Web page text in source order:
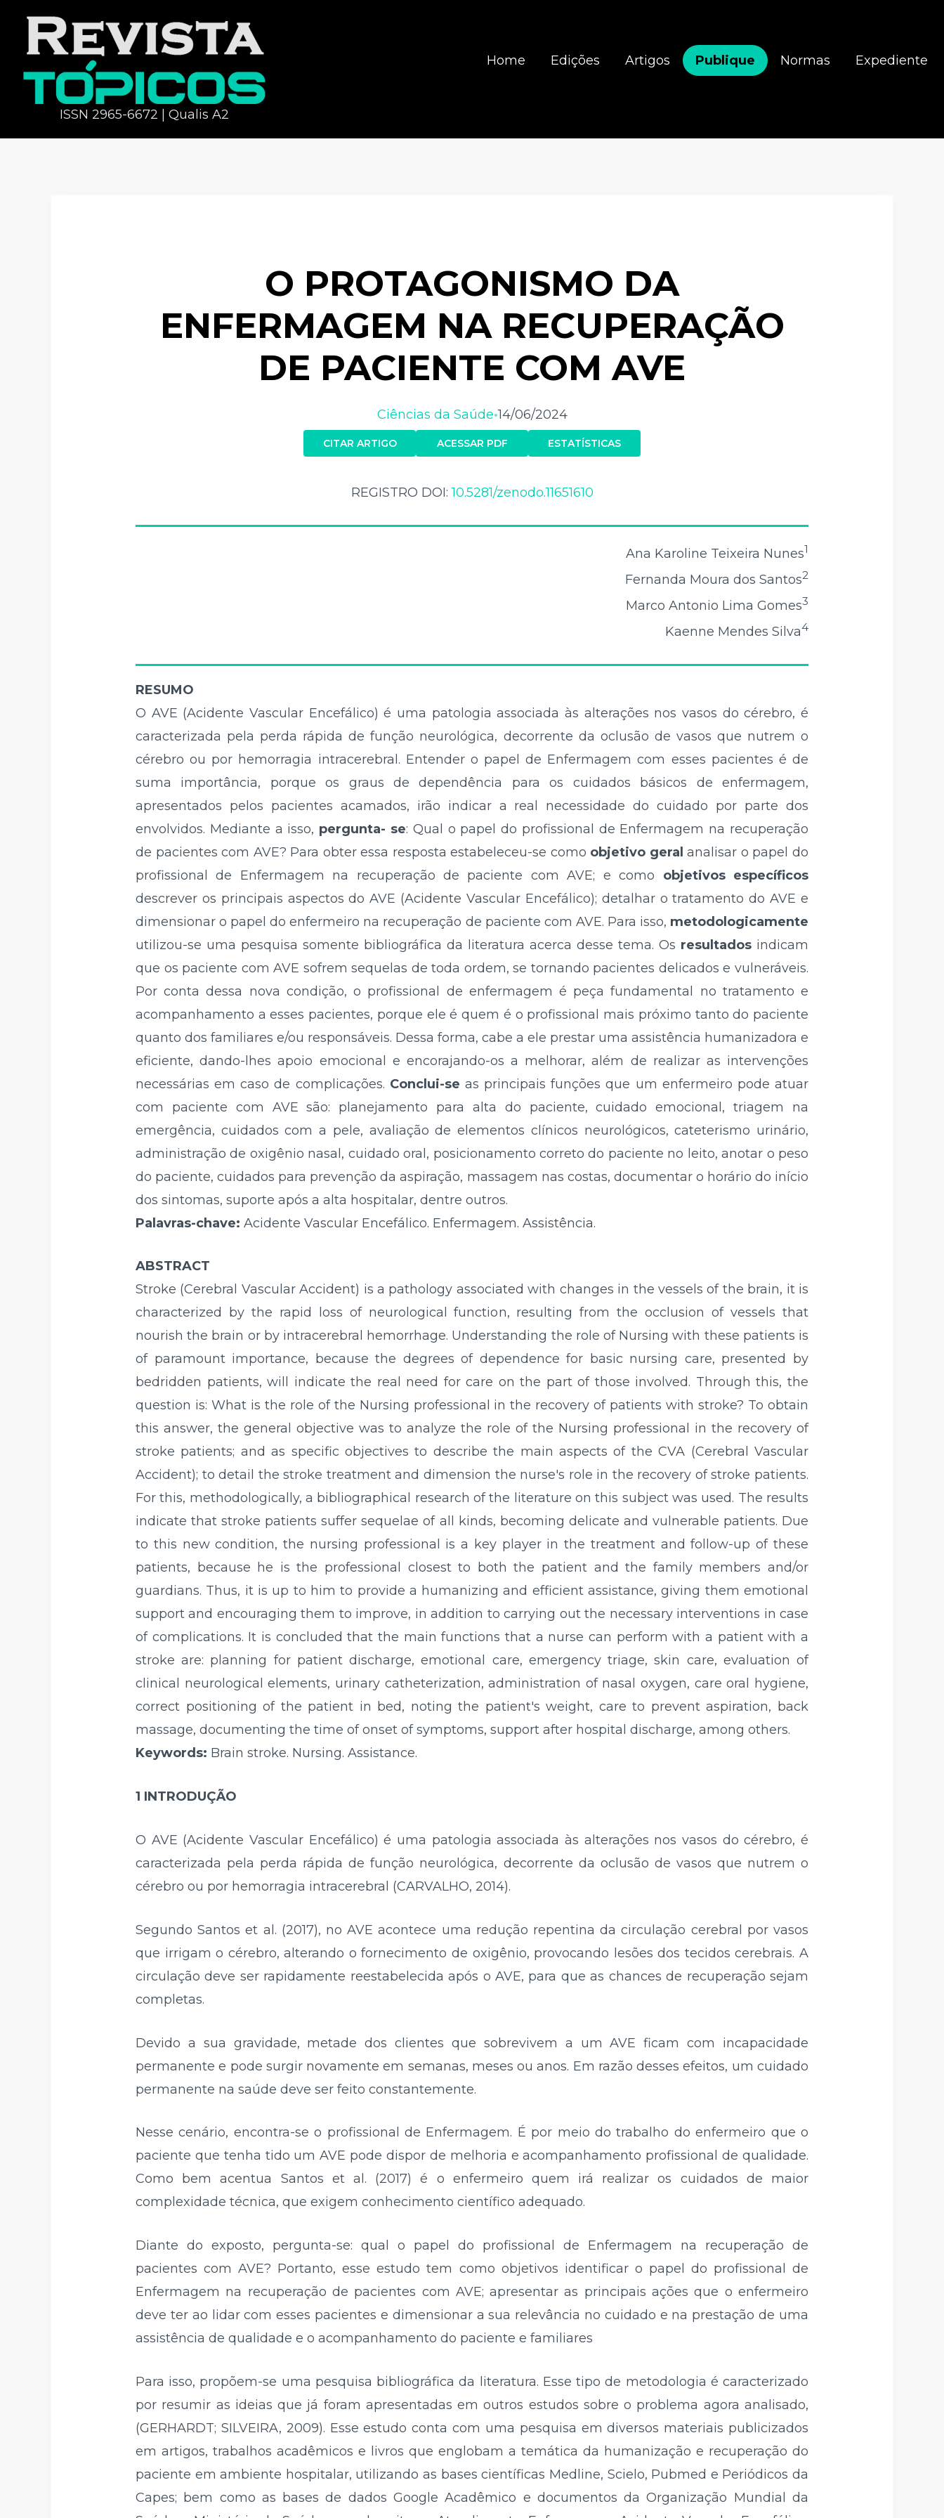
ISSN 2965-6672 | Qualis A2
Home Edições Artigos Publique Normas Expediente
O PROTAGONISMO DA
ENFERMAGEM NA RECUPERAÇÃO
DE PACIENTE COM AVE
Ciências da Saúde•14/06/2024
CITAR ARTIGO ACESSAR PDF ESTATÍSTICAS
REGISTRO DOI:10.5281/zenodo.11651610
Ana Karoline Teixeira Nunes1
Fernanda Moura dos Santos2
Marco Antonio Lima Gomes3
Kaenne Mendes Silva4
RESUMO
O AVE (Acidente Vascular Encefálico) é uma patologia associada às alterações nos vasos do cérebro, é
caracterizada pela perda rápida de função neurológica, decorrente da oclusão de vasos que nutrem o
cérebro ou por hemorragia intracerebral. Entender o papel de Enfermagem com esses pacientes é de
suma importância, porque os graus de dependência para os cuidados básicos de enfermagem,
apresentados pelos pacientes acamados, irão indicar a real necessidade do cuidado por parte dos
envolvidos. Mediante a isso, pergunta- se: Qual o papel do profissional de Enfermagem na recuperação
de pacientes com AVE? Para obter essa resposta estabeleceu-se como objetivo geralanalisar o papel do
profissional de Enfermagem na recuperação de paciente com AVE; e como objetivos específicos
descrever os principais aspectos do AVE (Acidente Vascular Encefálico); detalhar o tratamento do AVE e
dimensionar o papel do enfermeiro na recuperação de paciente com AVE. Para isso, metodologicamente
utilizou-se uma pesquisa somente bibliográfica da literatura acerca desse tema. Os resultados indicam
que os paciente com AVE sofrem sequelas de toda ordem, se tornando pacientes delicados e vulneráveis.
Por conta dessa nova condição, o profissional de enfermagem é peça fundamental no tratamento e
acompanhamento a esses pacientes, porque ele é quem é o profissional mais próximo tanto do paciente
quanto dos familiares e/ou responsáveis. Dessa forma, cabe a ele prestar uma assistência humanizadora e
eficiente, dando-lhes apoio emocional e encorajando-os a melhorar, além de realizar as intervenções
necessárias em caso de complicações. Conclui-se as principais funções que um enfermeiro pode atuar
com paciente com AVE são: planejamento para alta do paciente, cuidado emocional, triagem na
emergência, cuidados com a pele, avaliação de elementos clínicos neurológicos, cateterismo urinário,
administração de oxigênio nasal, cuidado oral, posicionamento correto do paciente no leito, anotar o peso
do paciente, cuidados para prevenção da aspiração, massagem nas costas, documentar o horário do início
dos sintomas, suporte após a alta hospitalar, dentre outros.
Palavras-chave: Acidente Vascular Encefálico. Enfermagem. Assistência.
ABSTRACT
Stroke (Cerebral Vascular Accident) is a pathology associated with changes in the vessels of the brain, it is
characterized by the rapid loss of neurological function, resulting from the occlusion of vessels that
nourish the brain or by intracerebral hemorrhage. Understanding the role of Nursing with these patients is
of paramount importance, because the degrees of dependence for basic nursing care, presented by
bedridden patients, will indicate the real need for care on the part of those involved. Through this, the
question is: What is the role of the Nursing professional in the recovery of patients with stroke? To obtain
this answer, the general objective was to analyze the role of the Nursing professional in the recovery of
stroke patients; and as specific objectives to describe the main aspects of the CVA (Cerebral Vascular
Accident); to detail the stroke treatment and dimension the nurse's role in the recovery of stroke patients.
For this, methodologically, a bibliographical research of the literature on this subject was used. The results
indicate that stroke patients suffer sequelae of all kinds, becoming delicate and vulnerable patients. Due
to this new condition, the nursing professional is a key player in the treatment and follow-up of these
patients, because he is the professional closest to both the patient and the family members and/or
guardians. Thus, it is up to him to provide a humanizing and efficient assistance, giving them emotional
support and encouraging them to improve, in addition to carrying out the necessary interventions in case
of complications. It is concluded that the main functions that a nurse can perform with a patient with a
stroke are: planning for patient discharge, emotional care, emergency triage, skin care, evaluation of
clinical neurological elements, urinary catheterization, administration of nasal oxygen, care oral hygiene,
correct positioning of the patient in bed, noting the patient's weight, care to prevent aspiration, back
massage, documenting the time of onset of symptoms, support after hospital discharge, among others.
Keywords: Brain stroke. Nursing. Assistance.
1 INTRODUÇÃO
O AVE (Acidente Vascular Encefálico) é uma patologia associada às alterações nos vasos do cérebro, é
caracterizada pela perda rápida de função neurológica, decorrente da oclusão de vasos que nutrem o
cérebro ou por hemorragia intracerebral (CARVALHO, 2014).
Segundo Santos et al. (2017), no AVE acontece uma redução repentina da circulação cerebral por vasos
que irrigam o cérebro, alterando o fornecimento de oxigênio, provocando lesões dos tecidos cerebrais. A
circulação deve ser rapidamente reestabelecida após o AVE, para que as chances de recuperação sejam
completas.
Devido a sua gravidade, metade dos clientes que sobrevivem a um AVE ficam com incapacidade
permanente e pode surgir novamente em semanas, meses ou anos. Em razão desses efeitos, um cuidado
permanente na saúde deve ser feito constantemente.
Nesse cenário, encontra-se o profissional de Enfermagem. É por meio do trabalho do enfermeiro que o
paciente que tenha tido um AVE pode dispor de melhoria e acompanhamento profissional de qualidade.
Como bem acentua Santos et al. (2017) é o enfermeiro quem irá realizar os cuidados de maior
complexidade técnica, que exigem conhecimento científico adequado.
Diante do exposto, pergunta-se: qual o papel do profissional de Enfermagem na recuperação de
pacientes com AVE? Portanto, esse estudo tem como objetivos identificar o papel do profissional de
Enfermagem na recuperação de pacientes com AVE; apresentar as principais ações que o enfermeiro
deve ter ao lidar com esses pacientes e dimensionar a sua relevância no cuidado e na prestação de uma
assistência de qualidade e o acompanhamento do paciente e familiares
Para isso, propõem-se uma pesquisa bibliográfica da literatura. Esse tipo de metodologia é caracterizado
por resumir as ideias que já foram apresentadas em outros estudos sobre o problema agora analisado,
(GERHARDT; SILVEIRA, 2009). Esse estudo conta com uma pesquisa em diversos materiais publicizados
em artigos, trabalhos acadêmicos e livros que englobam a temática da humanização e recuperação do
paciente em ambiente hospitalar, utilizando as bases científicas Medline, Scielo, Pubmed e Periódicos da
Capes; bem como as bases de dados Google Acadêmico e documentos da Organização Mundial da